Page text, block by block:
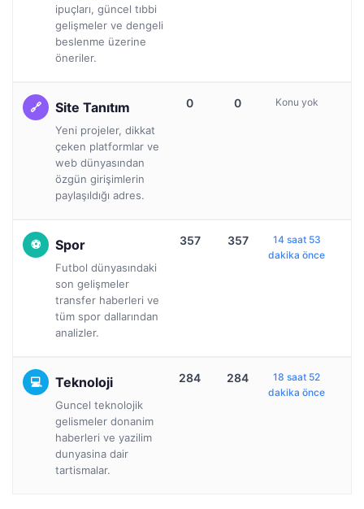
ipuçları, güncel tıbbi
gelişmeler ve dengeli
beslenme üzerine
öneriler.
Site Tanıtım
Yeni projeler, dikkat
çeken platformlar ve
web dünyasından
özgün girişimlerin
paylaşıldığı adres.
0 0 Konu yok
Spor
Futbol dünyasındaki
son gelişmeler
transfer haberleri ve
tüm spor dallarından
analizler.
357 357
14 saat 53
dakika önce
Teknoloji
Guncel teknolojik
gelismeler donanim
haberleri ve yazilim
dunyasina dair
tartismalar.
284 284
18 saat 52
dakika önce